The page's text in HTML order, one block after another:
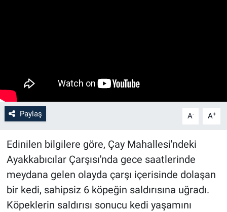
Paylaş A- A+
Edinilen bilgilere göre, Çay Mahallesi'ndeki
Ayakkabıcılar Çarşısı'nda gece saatlerinde
meydana gelen olayda çarşı içerisinde dolaşan
bir kedi, sahipsiz 6 köpeğin saldırısına uğradı.
Köpeklerin saldırısı sonucu kedi yaşamını